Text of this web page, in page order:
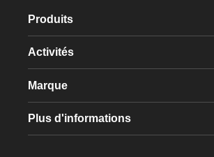
Produits
Activités
Marque
Plus d'informations